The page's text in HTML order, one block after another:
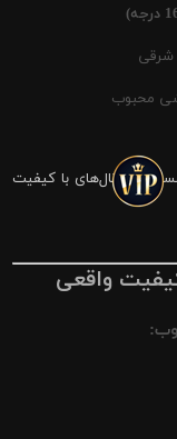
شرقی
محبوب
و کانال‌های با کیفیت